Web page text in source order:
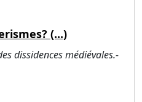
(...)
dissidences médiévales.-